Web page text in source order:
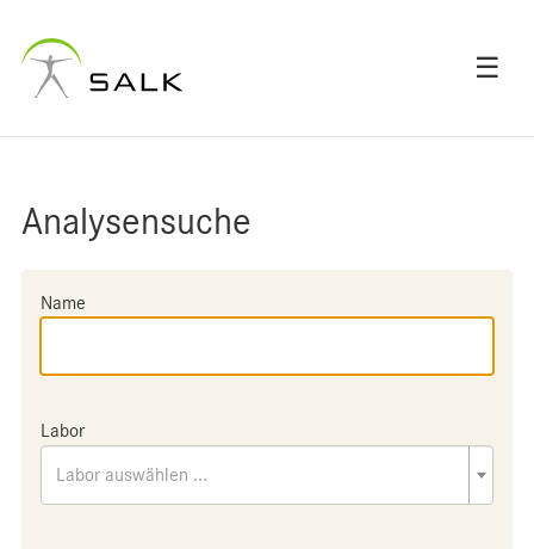
☰
Analysensuche
Name
Labor
Labor auswählen ...